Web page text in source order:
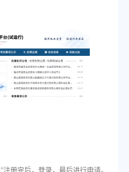
注册完后，登录，最后进行申请。